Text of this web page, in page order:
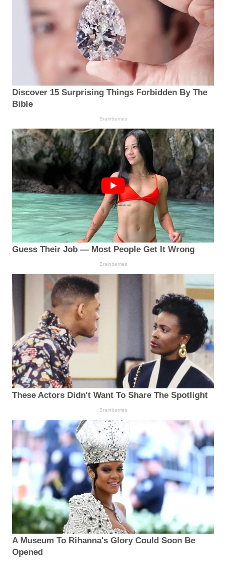
Discover 15 Surprising Things Forbidden By The
Bible
Brainberries
Guess Their Job — Most People Get It Wrong
Brainberries
These Actors Didn't Want To Share The Spotlight
Brainberries
A Museum To Rihanna's Glory Could Soon Be
Opened